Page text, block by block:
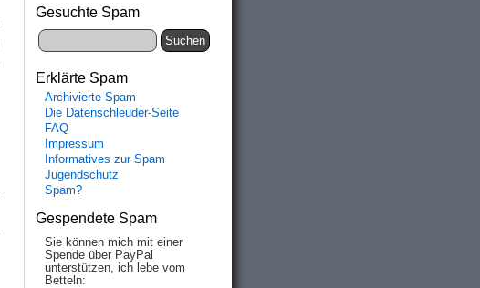
Gesuchte Spam
Erklärte Spam
Archivierte Spam
Die Datenschleuder-Seite
FAQ
Impressum
Informatives zur Spam
Jugendschutz
Spam?
Gespendete Spam
Sie können mich mit einer
Spende über PayPal
unterstützen, ich lebe vom
Betteln: